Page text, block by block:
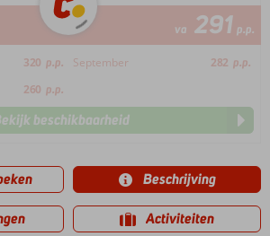
va 291 p.p.
320 p.p. September 282 p.p.
260 p.p.
beschikbaarheid
Beschrijving
Activiteiten